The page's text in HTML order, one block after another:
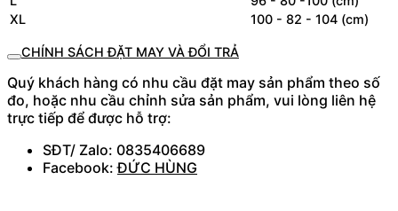
XL
100 - 82 - 104 (cm)
CHÍNH SÁCH ĐẶT MAY VÀ ĐỔI TRẢ
Quý khách hàng có nhu cầu đặt may sản phẩm theo số
đo, hoặc nhu cầu chỉnh sửa sản phẩm, vui lòng liên hệ
trực tiếp để được hỗ trợ:
SĐT/ Zalo: 0835406689
Facebook:ĐỨC HÙNG